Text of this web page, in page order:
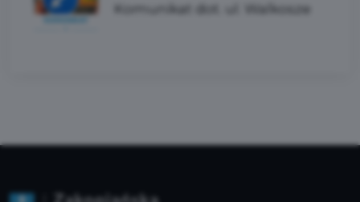
Komunikat dot. ul. Walkosze